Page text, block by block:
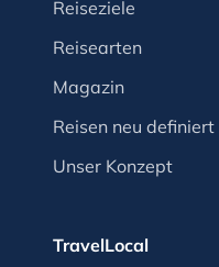
Reiseziele
Reisearten
Magazin
Reisen neu definiert
Unser Konzept
TravelLocal